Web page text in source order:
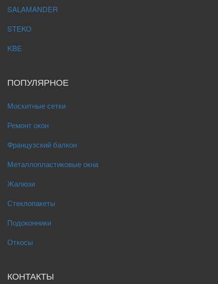
SALAMANDER
STEKO
KBE
ПОПУЛЯРНОЕ
Москитные сетки
Ремонт окон
Французский балкон
Металлопластиковые окна
Жалюзи
Стеклопакеты
Подоконники
Откосы
КОНТАКТЫ